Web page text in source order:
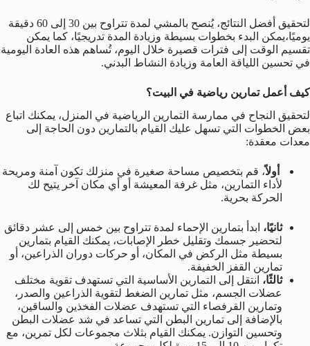
لتحقيق أفضل النتائج، يُنصح بالمشي لمدة تتراوح بين 30 إلى 60 دقيقة
يوميًا،يمكن البدء بخطوات بسيطة وزيادة المدة تدريجيًا، كما يمكن
تقسيم الوقت إلى فترات قصيرة خلال اليوم، تُساهم هذه العادة اليومية
في تحسين اللياقة العامة وزيادة النشاط البدني.
كيف أعمل تمارين رياضية في البيت؟
لتحقيق النجاح في ممارسة التمارين الرياضية في المنزل، يمكنك اتباع
بعض الخطوات التي تسهل عليك القيام بالتمارين دون الحاجة إلى
معدات معقدة:
أولاً، قم بتخصيص مساحة صغيرة في منزلك تكون آمنة ومريحة
لأداء التمارين، مثل غرفة المعيشة أو أي مكان آخر يتيح لك
الحركة بحرية.
ثانيًا، ابدأ بتمارين الإحماء لمدة تتراوح بين خمس إلى عشر دقائق
لتحضير جسمك وتقليل خطر الإصابات، يمكنك القيام بتمارين
بسيطة مثل الركض في المكان، أو حركات دوران الذراعين، أو
تمارين القفز الخفيفة.
ثالثًا، انتقل إلى التمارين الأساسية التي تستهدف تقوية مختلف
عضلات الجسم، مثل تمارين الضغط لتقوية الذراعين والصدر،
وتمارين القرفصاء التي تستهدف عضلات الفخذين والساقين،
بالإضافة إلى تمارين البطن التي تساعد في شد عضلات البطن
وتحسين التوازن. يمكنك القيام بثلاث مجموعات لكل تمرين، مع